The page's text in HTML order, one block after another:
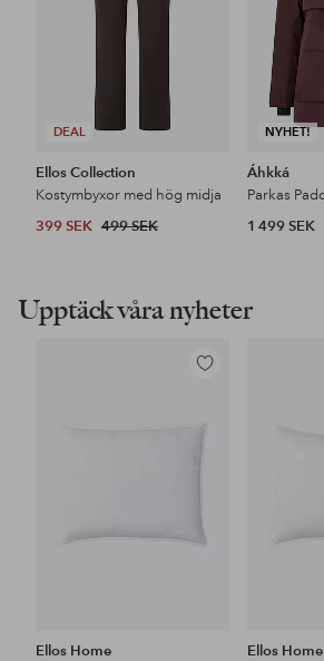
DEAL
Ellos Collection
Kostymbyxor med hög midja
399 SEK 499 SEK
NYHET!
Áhkká
1 499 SEK
Upptäck våra nyheter
Lägg
Ellos Home
Ellos Home